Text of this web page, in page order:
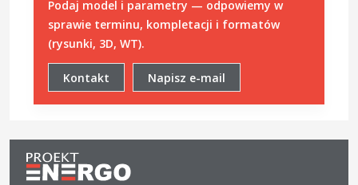
Podaj model i parametry — odpowiemy w
sprawie terminu, kompletacji i formatów
(rysunki, 3D, WT).
Kontakt Napisz e-mail